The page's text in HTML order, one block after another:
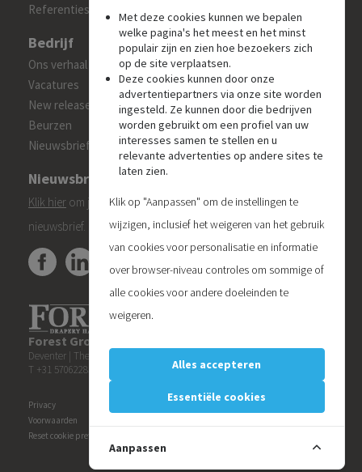
Referenties
Bedrijf
Ons verhaal
Vacatures
New releases
Beurzen
Nieuwsbrief
Nieuwsbrief
Klik hier om je aan te melden voor de Forest 'On Track'
nieuwsbrief.
Forest Group (Nederland) B.V.
Deventer | The Netherlands
T +31 570622850 | E
info@forestgroup.com
Privacy
Voorwaarden
Reset cookie preferences
Met deze cookies kunnen we bepalen
welke pagina's het meest en het minst
populair zijn en zien hoe bezoekers zich
op de site verplaatsen.
Deze cookies kunnen door onze
advertentiepartners via onze site worden
ingesteld. Ze kunnen door die bedrijven
worden gebruikt om een profiel van uw
interesses samen te stellen en u
relevante advertenties op andere sites te
laten zien.
Klik op "Aanpassen" om de instellingen te
wijzigen, inclusief het weigeren van het gebruik
van cookies voor personalisatie en informatie
over browser-niveau controles om sommige of
alle cookies voor andere doeleinden te
weigeren.
Alles accepteren
Essentiële cookies
Aanpassen